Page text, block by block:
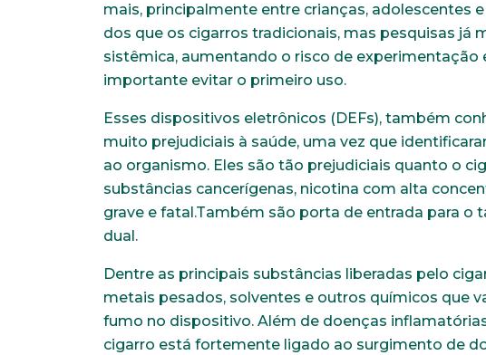
mais, principalmente entre crianças, adolescentes
dos que os cigarros tradicionais, mas pesquisas já
sistêmica, aumentando o risco de experimentação
importante evitar o primeiro uso.
Esses dispositivos eletrônicos (DEFs), também
muito prejudiciais à saúde, uma vez que
ao organismo. Eles são tão prejudiciais quanto o
substâncias cancerígenas, nicotina com alta
grave e fatal.Também são porta de entrada para
dual.
Dentre as principais substâncias liberadas pelo
metais pesados, solventes e outros químicos que
fumo no dispositivo. Além de doenças
cigarro está fortemente ligado ao surgimento de